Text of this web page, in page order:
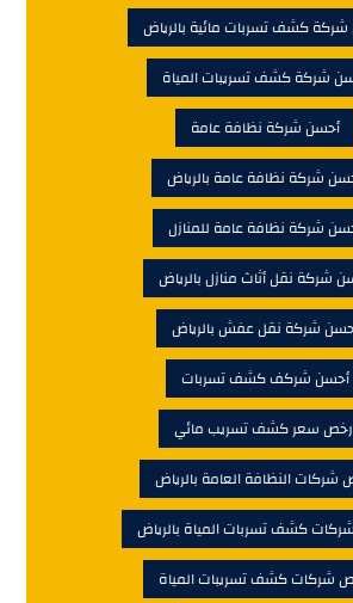
كشف تسربات مائية بالرياض
شركة كشف تسريبات المياة
أحسن شركة نظافة عامة
شركة نظافة عامة بالرياض
شركة نظافة عامة للمنازل
شركة نقل أثاث منازل بالرياض
شركة نقل عفش بالرياض
أحسن شركف كشف تسربات
سعر كشف تسريب مائي
شركات النظافة العامة بالرياض
كشف تسربات المياة بالرياض
شركات كشف تسريبات المياة